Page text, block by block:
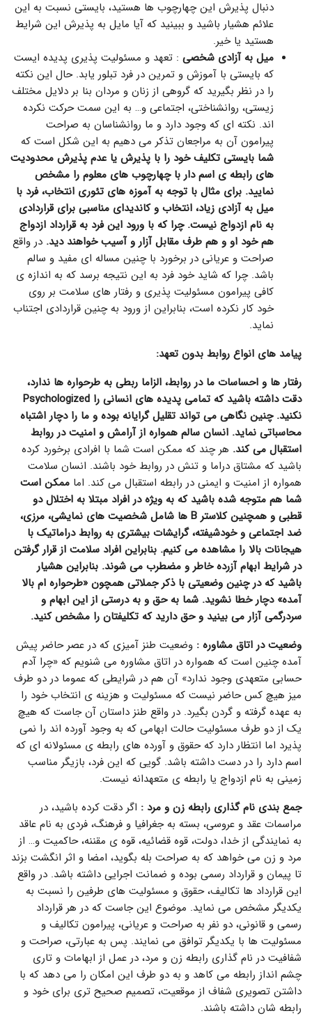
دنبال پذیرش این چهارچوب ها هستید، بایستی نسبت به این
علائم هشیار باشید و ببینید که آیا مایل به پذیرش این شرایط
هستید یا خیر.
میل به آزادی شخصی : تعهد و مسئولیت پذیری پدیده ایست
که بایستی با آموزش و تمرین در فرد تبلور یابد. حال این نکته
را در نظر بگیرید که گروهی از زنان و مردان بنا بر دلایل مختلف
زیستی، روانشناختی، اجتماعی و… به این سمت حرکت نکرده
اند. نکته ای که وجود دارد و ما روانشناسان به صراحت
پیرامون آن به مراجعان تذکر می دهیم به این شکل است که
شما بایستی تکلیف خود را با پذیرش یا عدم پذیرش محدودیت
های رابطه ی اسم دار با چهارچوب های معلوم را مشخص
نمایید. برای مثال با توجه به آموزه های تئوری انتخاب، فرد با
میل به آزادی زیاد، انتخاب و کاندیدای مناسبی برای قراردادی
به نام ازدواج نیست. چرا که با ورود این فرد به قرارداد ازدواج
هم خود او و هم طرف مقابل آزار و آسیب خواهند دید. در واقع
صراحت و عریانی در برخورد با چنین مساله ای مفید و سالم
باشد. چرا که شاید خود فرد به این نتیجه برسد که به اندازه ی
کافی پیرامون مسئولیت پذیری و رفتار های سلامت بر روی
خود کار نکرده است، بنابراین از ورود به چنین قراردادی اجتناب
نماید.
پیامد های انواع روابط بدون تعهد:
رفتار ها و احساسات ما در روابط، الزاما ربطی به طرحواره ها ندارد،
دقت داشته باشید که تمامی پدیده های انسانی را Psychologized
نکنید. چنین نگاهی می تواند تقلیل گرایانه بوده و ما را دچار اشتباه
محاسباتی نماید. انسان سالم همواره از آرامش و امنیت در روابط
استقبال می کند. هر چند که ممکن است شما با افرادی برخورد کرده
باشید که مشتاق دراما و تنش در روابط خود باشند. انسان سلامت
همواره از امنیت و ایمنی در رابطه استقبال می کند. اما ممکن است
شما هم متوجه شده باشید که به ویژه در افراد مبتلا به اختلال دو
قطبی و همچنین کلاستر B ها شامل شخصیت های نمایشی، مرزی،
ضد اجتماعی و خودشیفته، گرایشات بیشتری به روابط دراماتیک با
هیجانات بالا را مشاهده می کنیم. بنابراین افراد سلامت از قرار گرفتن
در شرایط ابهام آزرده خاطر و مضطرب می شوند. بنابراین هشیار
باشید که در چنین وضعیتی با ذکر جملاتی همچون «طرحواره ام بالا
آمده» دچار خطا نشوید. شما به حق و به درستی از این ابهام و
سردرگمی آزار می بینید و حق دارید که تکلیفتان را مشخص کنید.
وضعیت در اتاق مشاوره : وضعیت طنز آمیزی که در عصر حاضر پیش
آمده چنین است که همواره در اتاق مشاوره می شنویم که «چرا آدم
حسابی متعهدی وجود ندارد» آن هم در شرایطی که عموما در دو طرف
میز هیچ کس حاضر نیست که مسئولیت و هزینه ی انتخاب خود را
به عهده گرفته و گردن بگیرد. در واقع طنز داستان آن جاست که هیچ
یک از دو طرف مسئولیت حالت ابهامی که به وجود آورده اند را نمی
پذیرد اما انتظار دارد که حقوق و آورده های رابطه ی مسئولانه ای که
اسم دارد را در دست داشته باشد. گویی که این فرد، بازیگر مناسب
زمینی به نام ازدواج یا رابطه ی متعهدانه نیست.
جمع بندی نام گذاری رابطه زن و مرد : اگر دقت کرده باشید، در
مراسمات عقد و عروسی، بسته به جغرافیا و فرهنگ، فردی به نام عاقد
به نمایندگی از خدا، دولت، قوه قضائیه، قوه ی مقننه، حاکمیت و… از
مرد و زن می خواهد که به صراحت بله بگوید، امضا و اثر انگشت بزند
تا پیمان و قرارداد رسمی بوده و ضمانت اجرایی داشته باشد. در واقع
این قرارداد ها تکالیف، حقوق و مسئولیت های طرفین را نسبت به
یکدیگر مشخص می نماید. موضوع این جاست که در هر قرارداد
رسمی و قانونی، دو نفر به صراحت و عریانی، پیرامون تکالیف و
مسئولیت ها با یکدیگر توافق می نمایند. پس به عبارتی، صراحت و
شفافیت در نام گذاری رابطه زن و مرد، در عمل از ابهامات و تاری
چشم انداز رابطه می کاهد و به دو طرف این امکان را می دهد که با
داشتن تصویری شفاف از موقعیت، تصمیم صحیح تری برای خود و
رابطه شان داشته باشند.